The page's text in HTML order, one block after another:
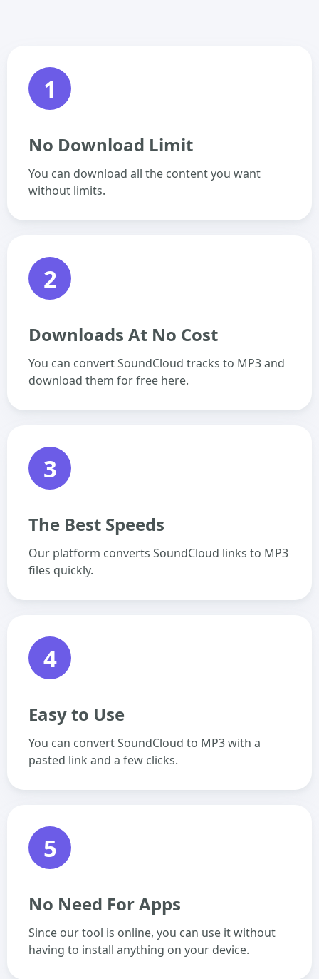
1
No Download Limit
You can download all the content you want
without limits.
2
Downloads At No Cost
You can convert SoundCloud tracks to MP3 and
download them for free here.
3
The Best Speeds
Our platform converts SoundCloud links to MP3
files quickly.
4
Easy to Use
You can convert SoundCloud to MP3 with a
pasted link and a few clicks.
5
No Need For Apps
Since our tool is online, you can use it without
having to install anything on your device.